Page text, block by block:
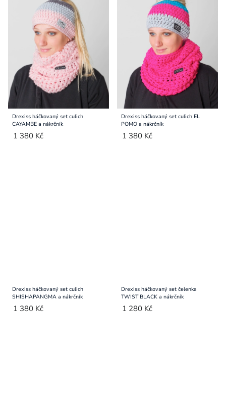
Drexiss háčkovaný set culich
CAYAMBE a nákrčník
1 380 Kč
Drexiss háčkovaný set culich EL
POMO a nákrčník
1 380 Kč
Drexiss háčkovaný set culich
SHISHAPANGMA a nákrčník
1 380 Kč
Drexiss háčkovaný set čelenka
TWIST BLACK a nákrčník
1 280 Kč